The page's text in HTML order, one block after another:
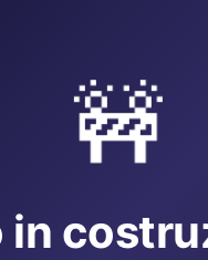
🚧
in